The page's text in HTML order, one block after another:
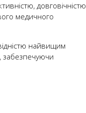
довговічністю
медичного
найвищим
забезпечуючи